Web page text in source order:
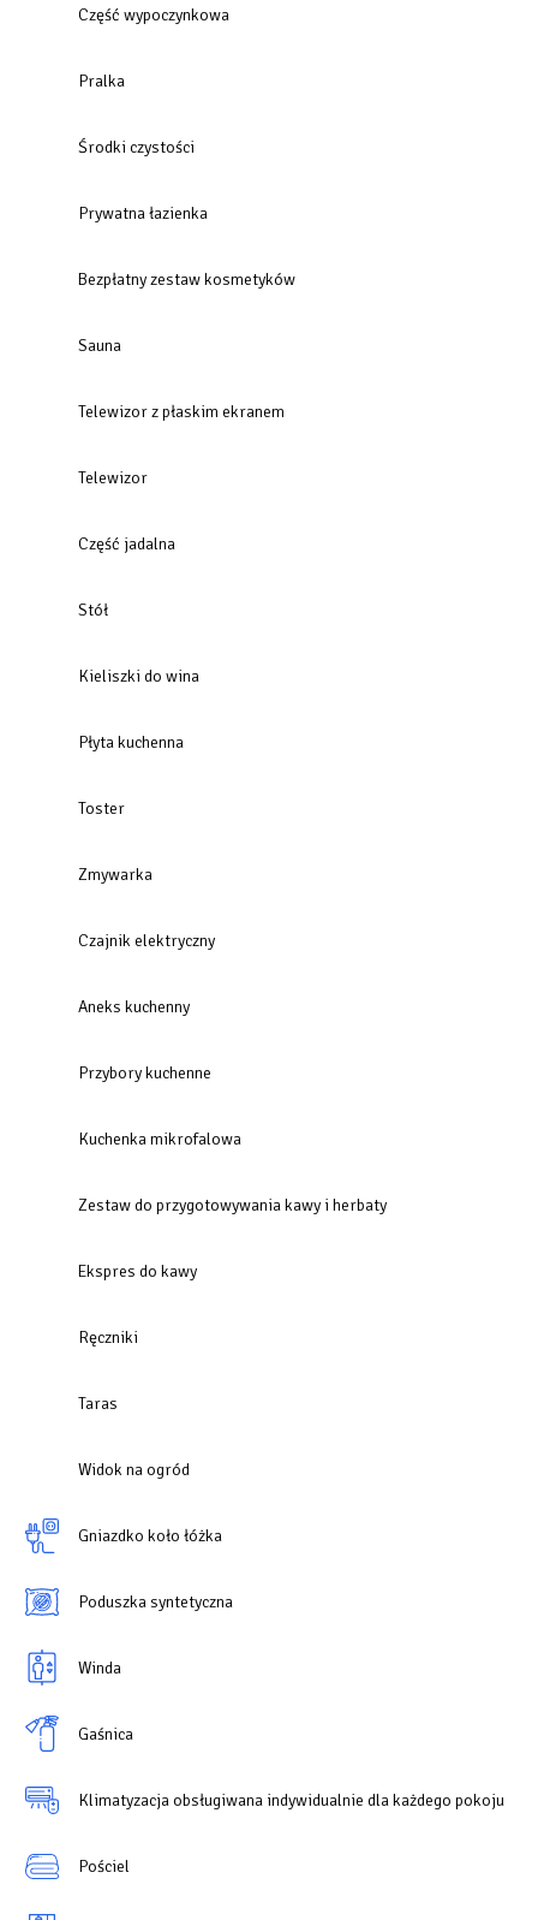
Część wypoczynkowa
Pralka
Środki czystości
Prywatna łazienka
Bezpłatny zestaw kosmetyków
Sauna
Telewizor z płaskim ekranem
Telewizor
Część jadalna
Stół
Kieliszki do wina
Płyta kuchenna
Toster
Zmywarka
Czajnik elektryczny
Aneks kuchenny
Przybory kuchenne
Kuchenka mikrofalowa
Zestaw do przygotowywania kawy i herbaty
Ekspres do kawy
Ręczniki
Taras
Widok na ogród
Gniazdko koło łóżka
Poduszka syntetyczna
Winda
Gaśnica
Klimatyzacja obsługiwana indywidualnie dla każdego pokoju
Pościel